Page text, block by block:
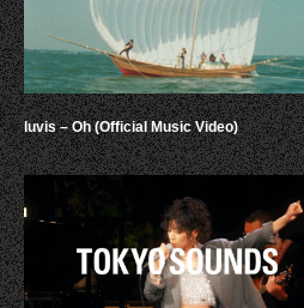
luvis – Oh (Official Music Video)